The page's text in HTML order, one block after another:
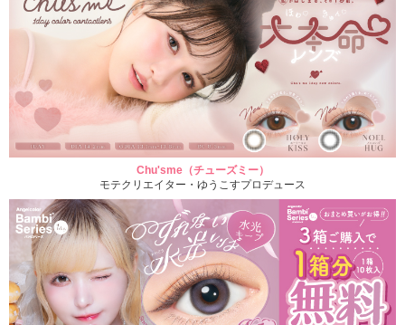
Chu'sme（チューズミー）
モテクリエイター・ゆうこすプロデュース